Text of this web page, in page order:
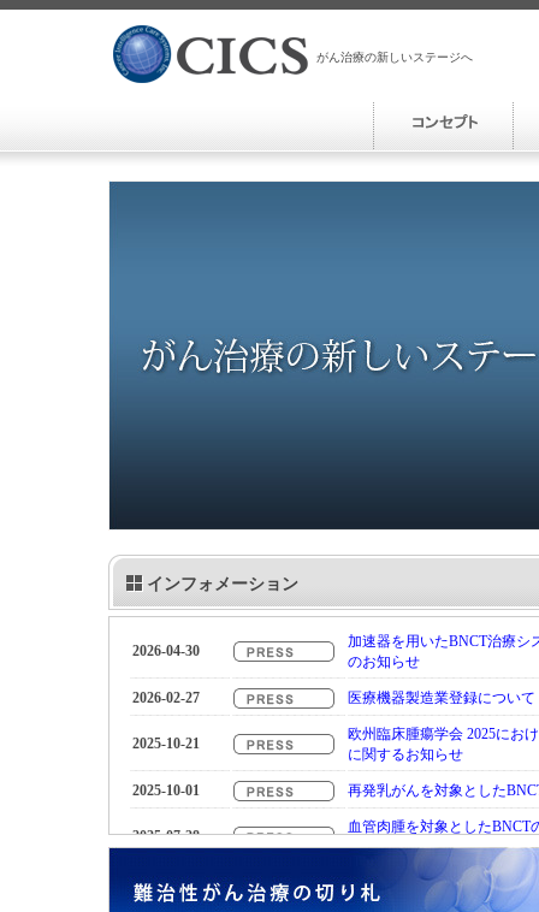
がん治療の新しいステージへ
インフォメーション
2026-04-30
加速器を用いたBNCT治療シ
のお知らせ
2026-02-27 医療機器製造業登録について
2025-10-21
欧州臨床腫瘍学会 2025にお
に関するお知らせ
2025-10-01 再発乳がんを対象とした
2025-07-28
血管肉腫を対象とした
評価項目を達成
2025-07-09
メディア掲載情報 テレビ東
社との遭遇〜」